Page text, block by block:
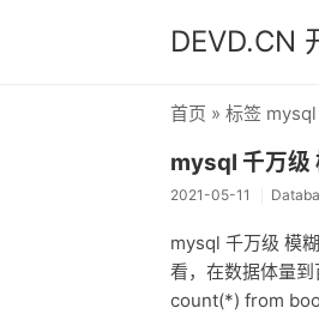
DEVD.CN
首页 » 标签
mysql 千万级
2021-05-11
mysql 千万级 模
看，在数据体量
count(*) from